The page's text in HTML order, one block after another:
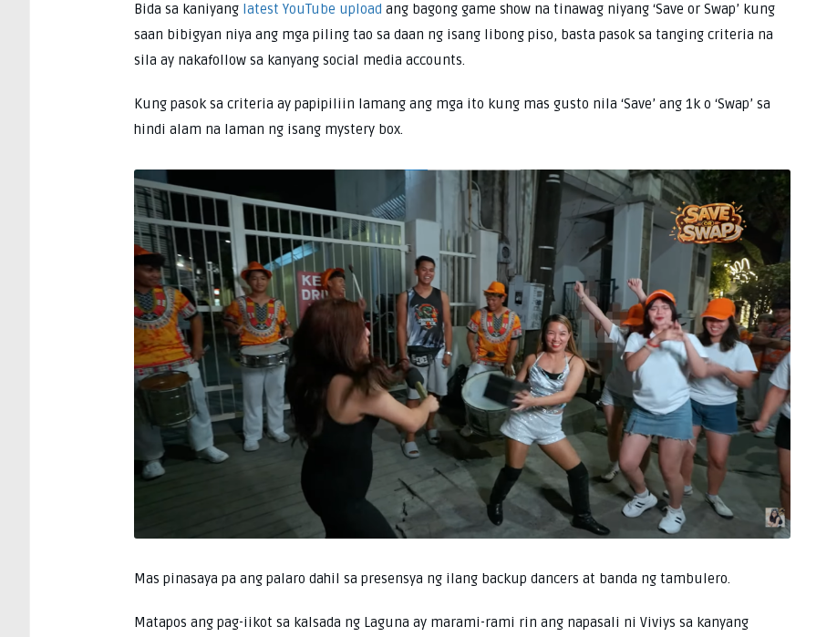
Bida sa kaniyang latest YouTube upload ang bagong game show na tinawag niyang ‘Save or Swap’ kung
saan bibigyan niya ang mga piling tao sa daan ng isang libong piso, basta pasok sa tanging criteria na
sila ay nakafollow sa kanyang social media accounts.
Kung pasok sa criteria ay papipiliin lamang ang mga ito kung mas gusto nila ‘Save’ ang 1k o ‘Swap’ sa
hindi alam na laman ng isang mystery box.
Mas pinasaya pa ang palaro dahil sa presensya ng ilang backup dancers at banda ng tambulero.
Matapos ang pag-iikot sa kalsada ng Laguna ay marami-rami rin ang napasali ni Viviys sa kanyang